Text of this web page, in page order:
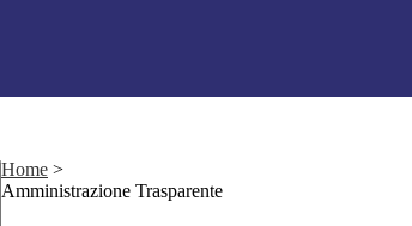
Home >
Amministrazione Trasparente